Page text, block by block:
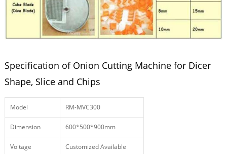
Specification of Onion Cutting Machine for Dicer
Shape, Slice and Chips
Model RM-MVC300
Dimension 600*500*900mm
Voltage Customized Available